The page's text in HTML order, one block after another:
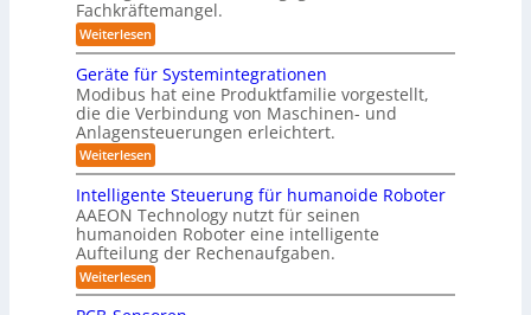
ü
r
R
o
b
o
t
i
u
n
d
L
o
e
b
i
s
I
S
O
-
K
l
a
s
s
l
i
t
ä
r
i
s
c
h
e
r
B
o
d
e
n
r
o
c
h
w
i
ß
c
o
b
o
t
t
i
o
n
v
o
n
E
n
c
y
3
.
0
Fachkräftemangel.
Weiterlesen:
M
n
s
c
h
e
n
u
c
h
i
n
Z
e
Geräte für Systemintegrationen
Modibus hat eine Produktfamilie vorgestellt,
die die Verbindung von Maschinen- und
Anlagensteuerungen erleichtert.
Weiterlesen:
G
e
r
ä
t
e
f
ü
Intelligente Steuerung für humanoide Roboter
AAEON Technology nutzt für seinen
humanoiden Roboter eine intelligente
Aufteilung der Rechenaufgaben.
Weiterlesen:
I